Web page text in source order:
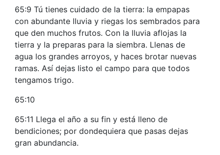
65:9 Tú tienes cuidado de la tierra: la empapas
con abundante lluvia y riegas los sembrados para
que den muchos frutos. Con la lluvia aflojas la
tierra y la preparas para la siembra. Llenas de
agua los grandes arroyos, y haces brotar nuevas
ramas. Así dejas listo el campo para que todos
tengamos trigo.
65:10
65:11 Llega el año a su fin y está lleno de
bendiciones; por dondequiera que pasas dejas
gran abundancia.